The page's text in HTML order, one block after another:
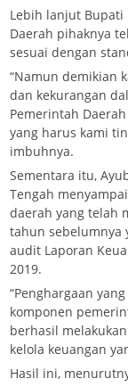
Lebih lanjut Bupati
Daerah pihaknya
sesuai dengan
“Namun demikian
dan kekurangan
Pemerintah
yang harus kami
imbuhnya.
Sementara itu,
Tengah
daerah yang telah
tahun sebelumnya
audit Laporan
2019.
“Penghargaan
komponen
berhasil
kelola keuangan
Hasil ini,